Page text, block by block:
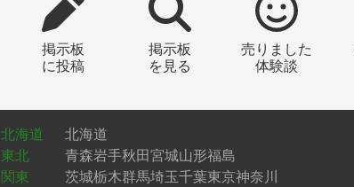
掲示板
に投稿
掲示板
を見る
売りました
体験談
北海道
北海道
東北
青森岩手秋田宮城山形福島
関東
茨城栃木群馬埼玉千葉東京神奈川